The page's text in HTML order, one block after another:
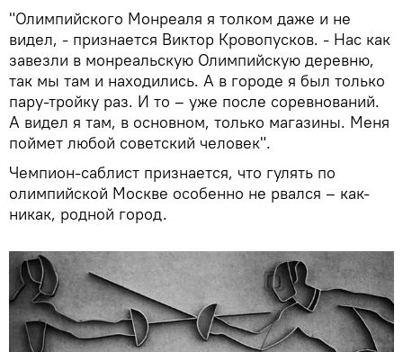
"Олимпийского Монреаля я толком даже и не
видел, - признается Виктор Кровопусков. - Нас как
завезли в монреальскую Олимпийскую деревню,
так мы там и находились. А в городе я был только
пару-тройку раз. И то – уже после соревнований.
А видел я там, в основном, только магазины. Меня
поймет любой советский человек".
Чемпион-саблист признается, что гулять по
олимпийской Москве особенно не рвался – как-
никак, родной город.